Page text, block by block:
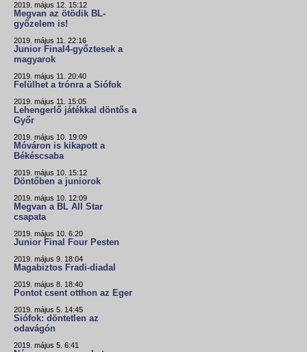
2019. május 12. 15:12
Megvan az ötödik BL-
győzelem is!
2019. május 11. 22:16
Junior Final4-győztesek a
magyarok
2019. május 11. 20:40
Felülhet a trónra a Siófok
2019. május 11. 15:05
Lehengerlő játékkal döntős a
Győr
2019. május 10. 19:09
Móváron is kikapott a
Békéscsaba
2019. május 10. 15:12
Döntőben a juniorok
2019. május 10. 12:09
Megvan a BL All Star
csapata
2019. május 10. 6:20
Junior Final Four Pesten
2019. május 9. 18:04
Magabiztos Fradi-diadal
2019. május 8. 18:40
Pontot csent otthon az Eger
2019. május 5. 14:45
Siófok: döntetlen az
odavágón
2019. május 5. 6:41